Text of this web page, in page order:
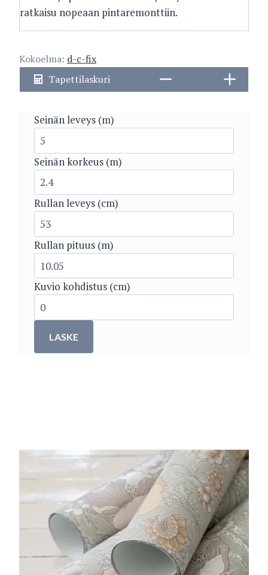
ratkaisu nopeaan pintaremonttiin.
Kokoelma: d-c-fix
Tapettilaskuri
Seinän leveys (m)
Seinän korkeus (m)
Rullan leveys (cm)
Rullan pituus (m)
Kuvio kohdistus (cm)
LASKE